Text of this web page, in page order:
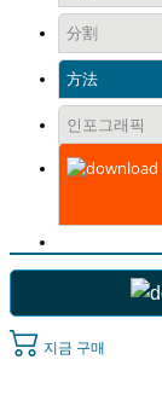
分割
方法
인포그래픽
지금 구매